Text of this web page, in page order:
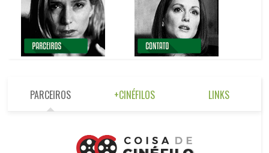
PARCEIROS +CINÉFILOS LINKS